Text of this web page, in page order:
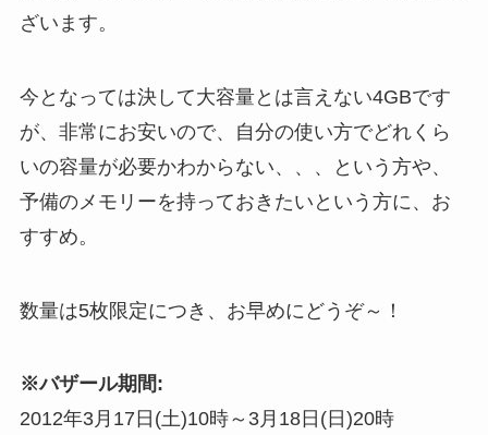
ざいます。
今となっては決して大容量とは言えない4GBです
が、非常にお安いので、自分の使い方でどれくら
いの容量が必要かわからない、、、という方や、
予備のメモリーを持っておきたいという方に、お
すすめ。
数量は5枚限定につき、お早めにどうぞ～！
※バザール期間:
2012年3月17日(土)10時～3月18日(日)20時